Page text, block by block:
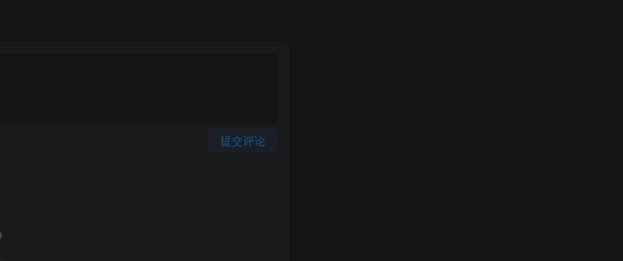
提交评论